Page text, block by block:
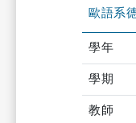
歐語系
學年
學期
教師